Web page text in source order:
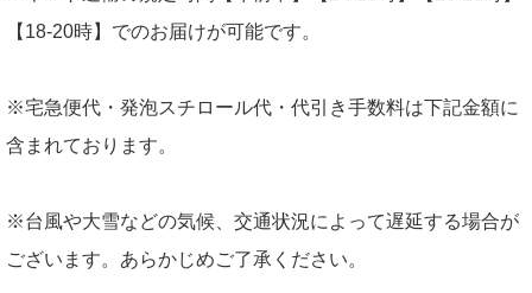
【18-20時】でのお届けが可能です。
※宅急便代・発泡スチロール代・代引き手数料は下記金額に
含まれております。
※台風や大雪などの気候、交通状況によって遅延する場合が
ございます。あらかじめご了承ください。